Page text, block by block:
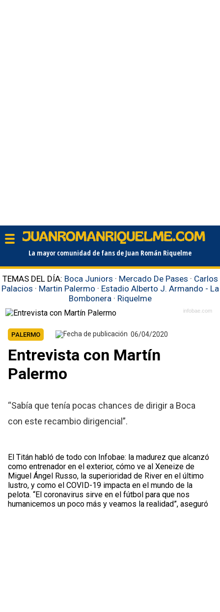
La mayor comunidad de fans de Juan Román Riquelme
TEMAS DEL DÍA: Boca Juniors · Mercado De Pases · Carlos
Palacios · Martin Palermo · Estadio Alberto J. Armando - La
Bombonera · Riquelme
infobae.com
PALERMO 06/04/2020
Entrevista con Martín
Palermo
“Sabía que tenía pocas chances de dirigir a Boca
con este recambio dirigencial”.
El Titán habló de todo con Infobae: la madurez que alcanzó
como entrenador en el exterior, cómo ve al Xeneize de
Miguel Ángel Russo, la superioridad de River en el último
lustro, y como el COVID-19 impacta en el mundo de la
pelota. “El coronavirus sirve en el fútbol para que nos
humanicemos un poco más y veamos la realidad”, aseguró